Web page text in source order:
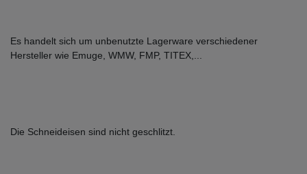
Es handelt sich um unbenutzte Lagerware verschiedener
Hersteller wie Emuge, WMW, FMP, TITEX,...
Die Schneideisen sind nicht geschlitzt.